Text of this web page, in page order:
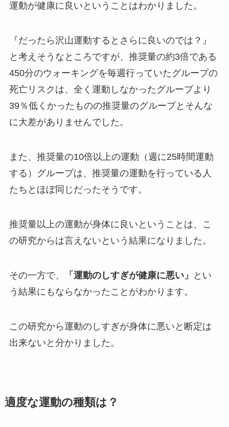
運動が健康に良いということはわかりました。
『だったら沢山運動するとさらに良いのでは？』
と考えそうなところですが、推奨量の約3倍である
450分のウォーキングを毎週行っていたグループの
死亡リスクは、全く運動しなかったグループより
39％低くかったものの推奨量のグループとそんな
に大差がありませんでした。
また、推奨量の10倍以上の運動（週に25時間運動
する）グループは、推奨量の運動を行っている人
たちとほぼ同じだったそうです。
推奨量以上の運動が身体に良いということは、こ
の研究からは言えないという結果になりました。
その一方で、 「運動のしすぎが健康に悪い」
とい
う結果にもならなかったことがわかります。
この研究から運動のしすぎが身体に悪いと断定は
出来ないと分かりました。
適度な運動の種類は？